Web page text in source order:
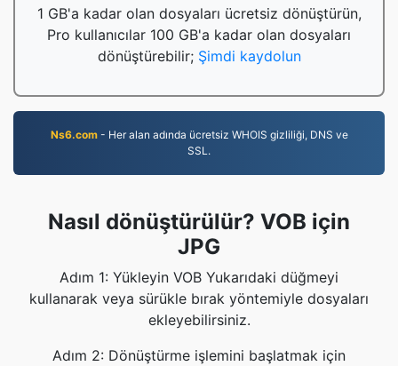
1 GB'a kadar olan dosyaları ücretsiz dönüştürün,
Pro kullanıcılar 100 GB'a kadar olan dosyaları
dönüştürebilir; Şimdi kaydolun
Ns6.com- Her alan adında ücretsiz WHOIS gizliliği, DNS ve
SSL.
Nasıl dönüştürülür? VOB için
JPG
Adım 1: Yükleyin VOB Yukarıdaki düğmeyi
kullanarak veya sürükle bırak yöntemiyle dosyaları
ekleyebilirsiniz.
Adım 2: Dönüştürme işlemini başlatmak için